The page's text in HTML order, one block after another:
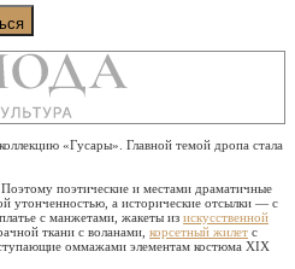
«Гусары». Главной темой дропа стала
Поэтому поэтические и местами драматичные
утонченностью, а исторические отсылки — с
с манжетами, жакеты из искусственной
ткани с воланами, корсетный жилет с
оммажами элементам костюма XIX